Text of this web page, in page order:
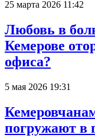
25 марта 2026 11:42
Любовь в
Кемерове
офиса?
5 мая 2026 19:31
погружают в